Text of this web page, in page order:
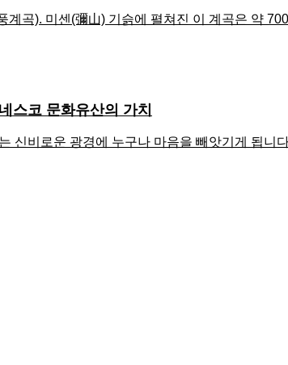
곡). 미센(彌山) 기슭에 펼쳐진 이 계곡은 약
스코 문화유산의 가치
신비로운 광경에 누구나 마음을 빼앗기게 됩